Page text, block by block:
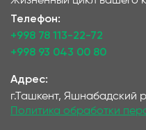
Телефон:
+998 78 113-22-72
+998 93 043 00 80
Адрес:
г.Ташкент, Яшнабадский
Политика обработки